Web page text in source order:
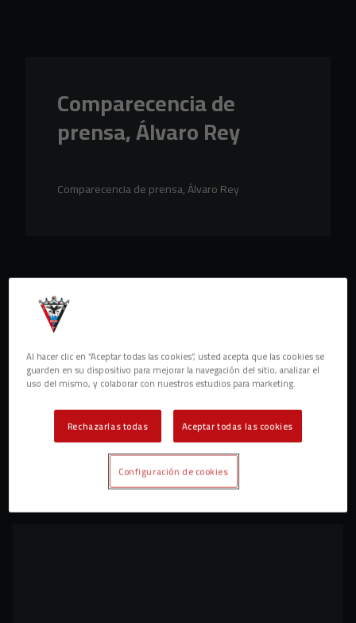
Comparecencia de
prensa, Álvaro Rey
Comparecencia de prensa, Álvaro Rey
Al hacer clic en “Aceptar todas las cookies”, usted acepta que las cookies se
guarden en su dispositivo para mejorar la navegación del sitio, analizar el
uso del mismo, y colaborar con nuestros estudios para marketing.
Rechazarlas todas Aceptar todas las cookies
Configuración de cookies